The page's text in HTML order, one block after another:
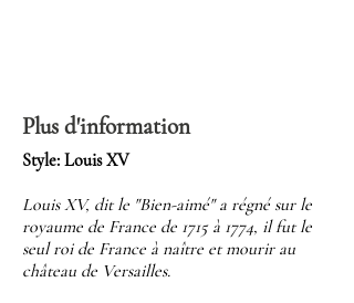
Plus d'information
Style: Louis XV
Louis XV, dit le "Bien-aimé" a régné sur le
royaume de France de 1715 à 1774, il fut le
seul roi de France à naître et mourir au
château de Versailles.